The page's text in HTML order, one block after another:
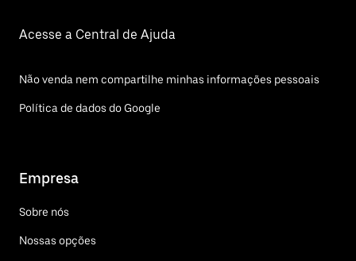
Acesse a Central de Ajuda
Não venda nem compartilhe minhas informações pessoais
Política de dados do Google
Empresa
Sobre nós
Nossas opções